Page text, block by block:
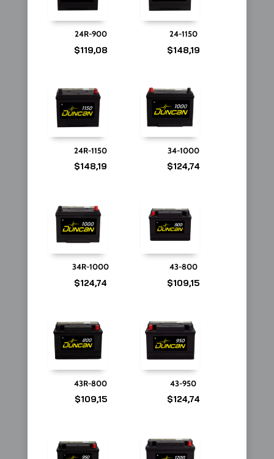
24R-900
$119,08
24-1150
$148,19
24R-1150
$148,19
34-1000
$124,74
34R-1000
$124,74
43-800
$109,15
43R-800
$109,15
43-950
$124,74